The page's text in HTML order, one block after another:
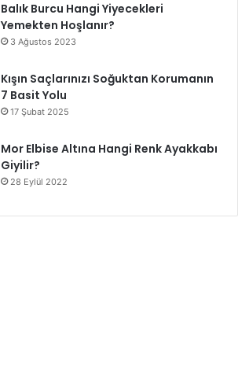
Balık Burcu Hangi Yiyecekleri
Yemekten Hoşlanır?
3 Ağustos 2023
Kışın Saçlarınızı Soğuktan Korumanın
7 Basit Yolu
17 Şubat 2025
Mor Elbise Altına Hangi Renk Ayakkabı
Giyilir?
28 Eylül 2022